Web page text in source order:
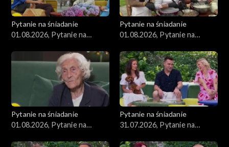
Pytanie na śniadanie
01.08.2026, Pytanie na
Pytanie na śniadanie
01.08.2026, Pytanie na
Pytanie na śniadanie
01.08.2026, Pytanie na
Pytanie na śniadanie
31.07.2026, Pytanie na